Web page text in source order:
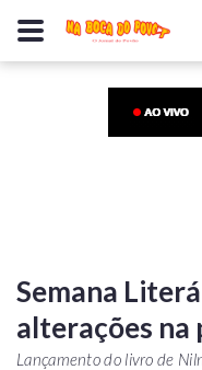
Semana
alterações na
Lançamento do livro de